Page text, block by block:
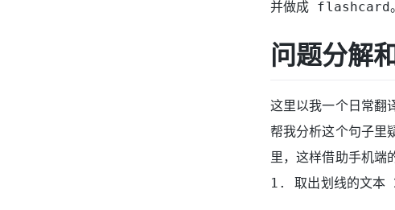
并做成 flashcard。
问题分解
这里以我一个日常翻
帮我分析这个句子
里，这样借助手机端
1. 取出划线的文